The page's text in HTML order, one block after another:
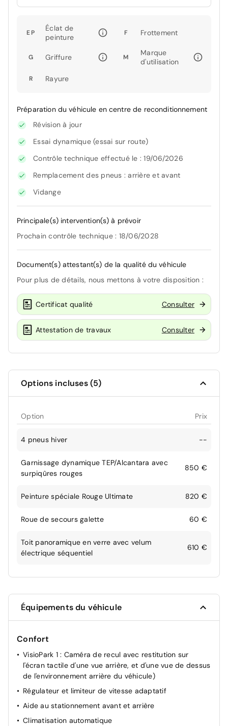
EP
Éclat de
peinture
F Frottement
G Griffure M
Marque
d'utilisation
R Rayure
Préparation du véhicule en centre de reconditionnement
Révision à jour
Essai dynamique (essai sur route)
Contrôle technique effectué le : 19/06/2026
Remplacement des pneus : arrière et avant
Vidange
Principale(s) intervention(s) à prévoir
Prochain contrôle technique : 18/06/2028
Document(s) attestant(s) de la qualité du véhicule
Pour plus de détails, nous mettons à votre disposition :
Certificat qualité Consulter
Attestation de travaux Consulter
Options incluses (5)
Option Prix
4 pneus hiver --
Garnissage dynamique TEP/Alcantara avec
surpiqûres rouges
850 €
Peinture spéciale Rouge Ultimate 820 €
Roue de secours galette 60 €
Toit panoramique en verre avec velum
électrique séquentiel
610 €
Équipements du véhicule
Confort
VisioPark 1 : Caméra de recul avec restitution sur
l'écran tactile d'une vue arrière, et d'une vue de dessus
de l'environnement arrière du véhicule)
Régulateur et limiteur de vitesse adaptatif
Aide au stationnement avant et arrière
Climatisation automatique